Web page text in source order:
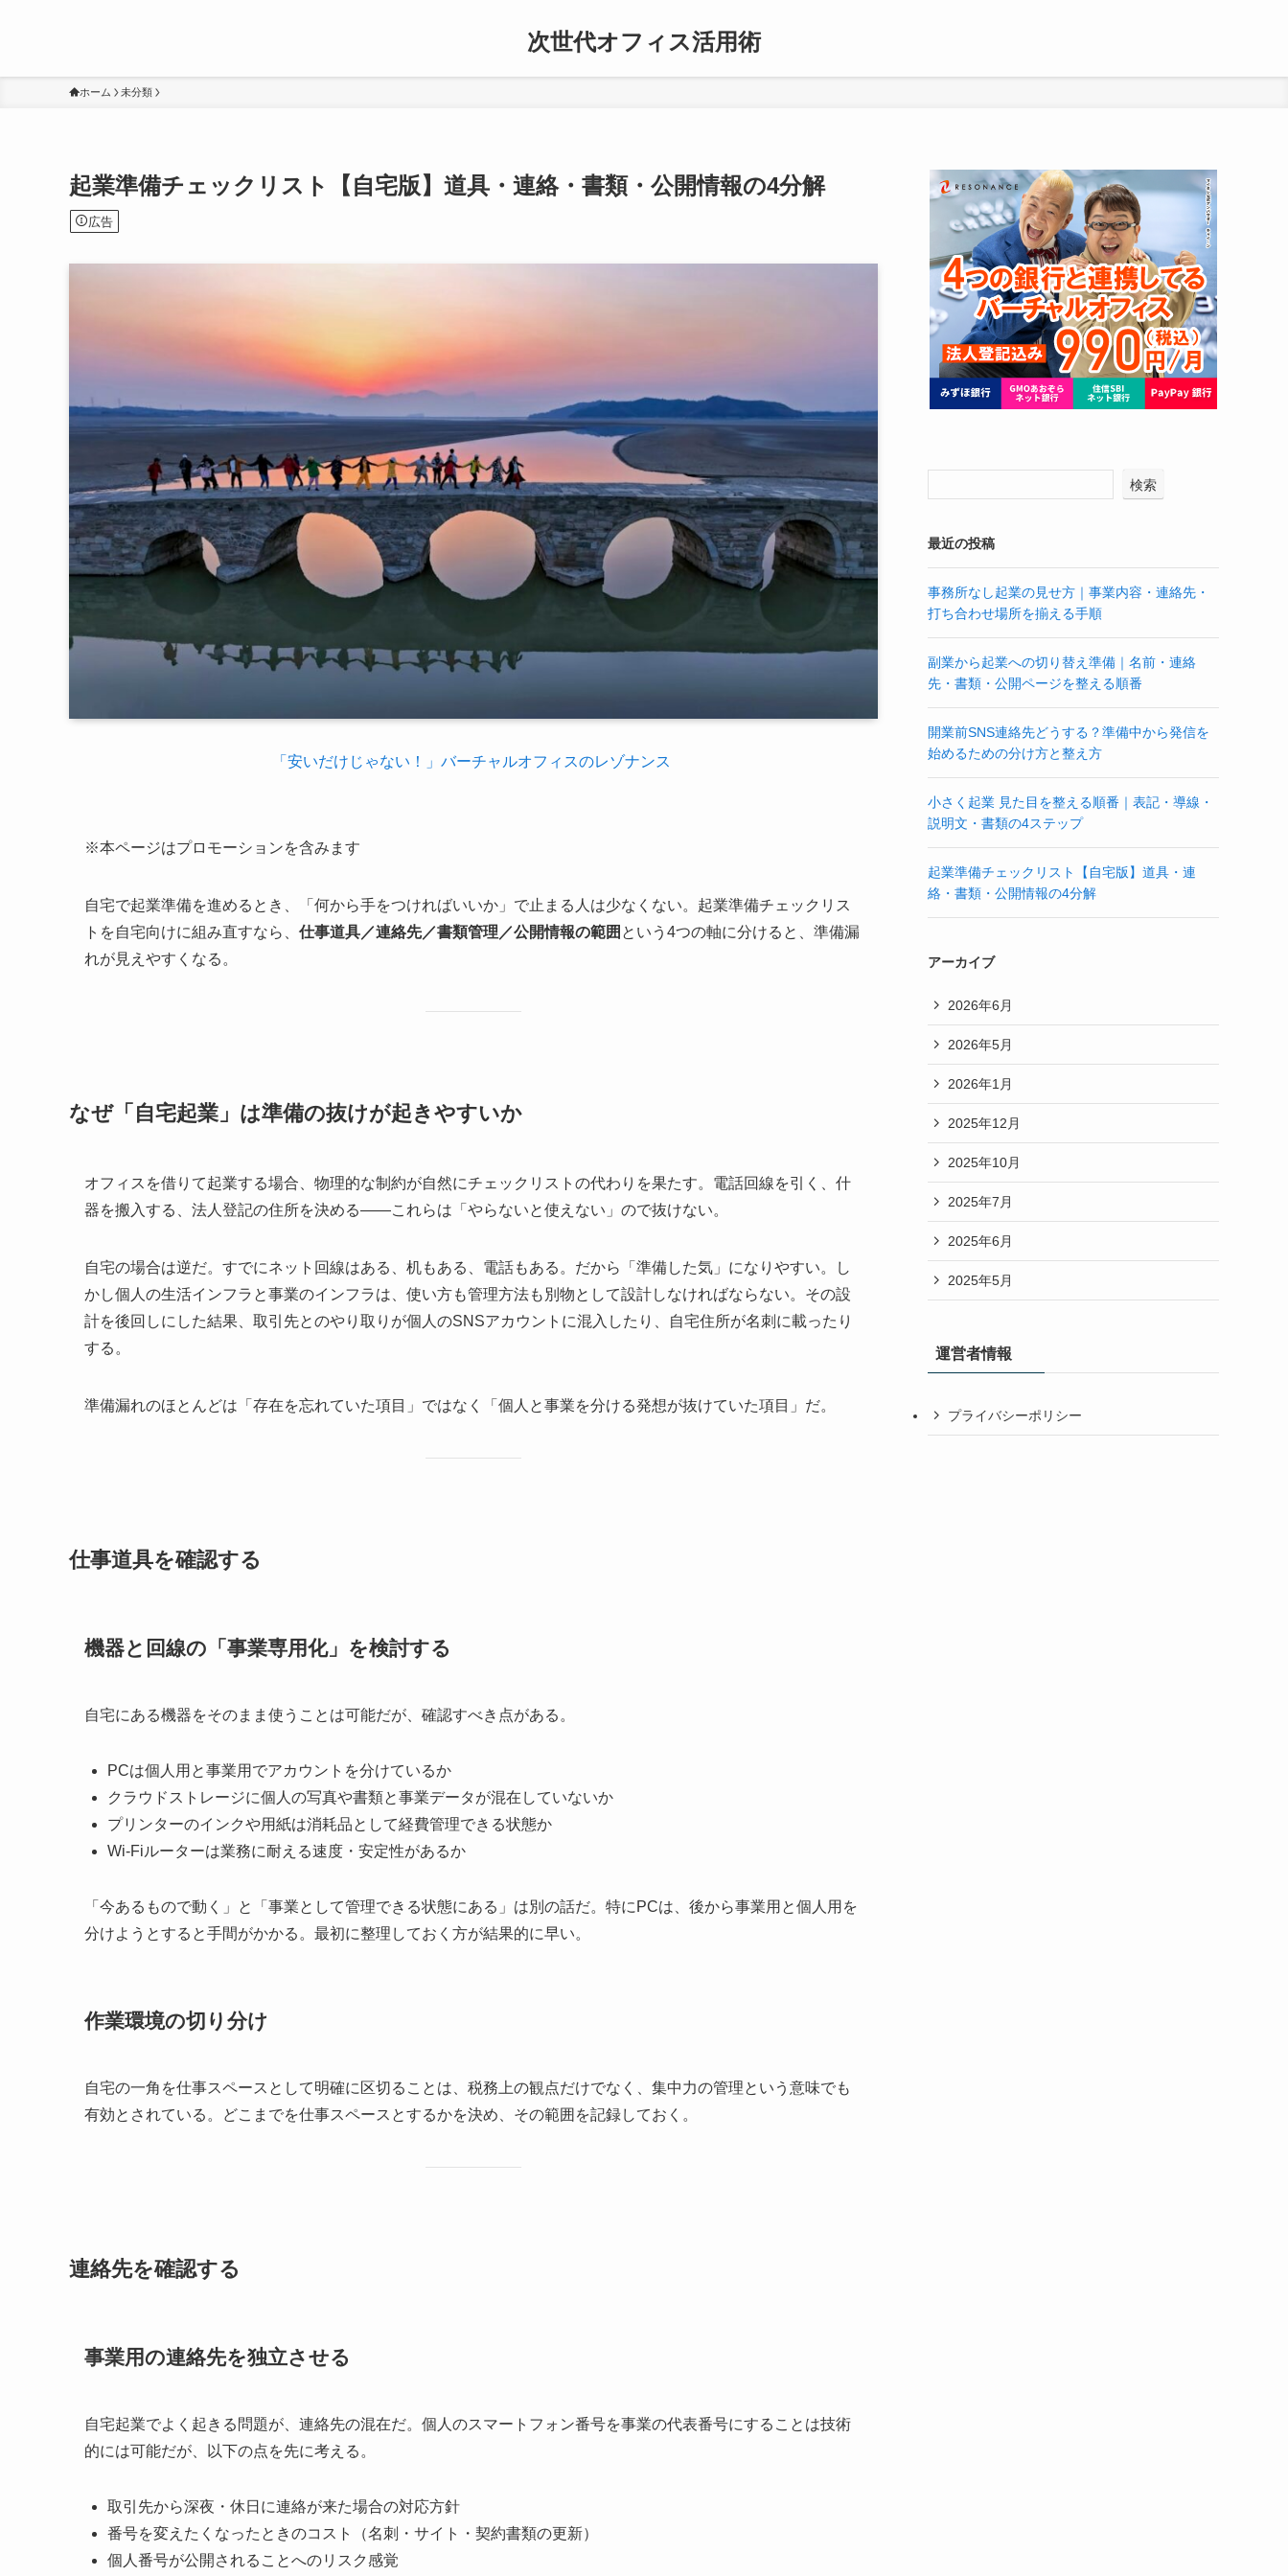
次世代オフィス活用術
ホーム 未分類
起業準備チェックリスト【自宅版】道具・連絡・書類・公開情報の4分解
広告
「安いだけじゃない！」バーチャルオフィスのレゾナンス
※本ページはプロモーションを含みます
自宅で起業準備を進めるとき、「何から手をつければいいか」で止まる人は少なくない。起業準備チェックリス
トを自宅向けに組み直すなら、 仕事道具／連絡先／書類管理／公開情報の範囲 という4つの軸に分けると、準備漏
れが見えやすくなる。
なぜ「自宅起業」は準備の抜けが起きやすいか
オフィスを借りて起業する場合、物理的な制約が自然にチェックリストの代わりを果たす。電話回線を引く、什
器を搬入する、法人登記の住所を決める——これらは「やらないと使えない」ので抜けない。
自宅の場合は逆だ。すでにネット回線はある、机もある、電話もある。だから「準備した気」になりやすい。し
かし個人の生活インフラと事業のインフラは、使い方も管理方法も別物として設計しなければならない。その設
計を後回しにした結果、取引先とのやり取りが個人のSNSアカウントに混入したり、自宅住所が名刺に載ったり
する。
準備漏れのほとんどは「存在を忘れていた項目」ではなく「個人と事業を分ける発想が抜けていた項目」だ。
仕事道具を確認する
機器と回線の「事業専用化」を検討する
自宅にある機器をそのまま使うことは可能だが、確認すべき点がある。
PCは個人用と事業用でアカウントを分けているか
クラウドストレージに個人の写真や書類と事業データが混在していないか
プリンターのインクや用紙は消耗品として経費管理できる状態か
Wi-Fiルーターは業務に耐える速度・安定性があるか
「今あるもので動く」と「事業として管理できる状態にある」は別の話だ。特にPCは、後から事業用と個人用を
分けようとすると手間がかかる。最初に整理しておく方が結果的に早い。
作業環境の切り分け
自宅の一角を仕事スペースとして明確に区切ることは、税務上の観点だけでなく、集中力の管理という意味でも
有効とされている。どこまでを仕事スペースとするかを決め、その範囲を記録しておく。
連絡先を確認する
事業用の連絡先を独立させる
自宅起業でよく起きる問題が、連絡先の混在だ。個人のスマートフォン番号を事業の代表番号にすることは技術
的には可能だが、以下の点を先に考える。
取引先から深夜・休日に連絡が来た場合の対応方針
番号を変えたくなったときのコスト（名刺・サイト・契約書類の更新）
個人番号が公開されることへのリスク感覚
検索
最近の投稿
事務所なし起業の見せ方｜事業内容・連絡先・
打ち合わせ場所を揃える手順
副業から起業への切り替え準備｜名前・連絡
先・書類・公開ページを整える順番
開業前SNS連絡先どうする？準備中から発信を
始めるための分け方と整え方
小さく起業 見た目を整える順番｜表記・導線・
説明文・書類の4ステップ
起業準備チェックリスト【自宅版】道具・連
絡・書類・公開情報の4分解
アーカイブ
2026年6月
2026年5月
2026年1月
2025年12月
2025年10月
2025年7月
2025年6月
2025年5月
運営者情報
プライバシーポリシー